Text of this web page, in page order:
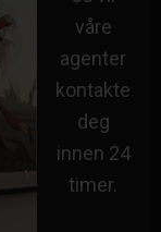
våre
agenter
kontakte
deg
innen 24
timer.